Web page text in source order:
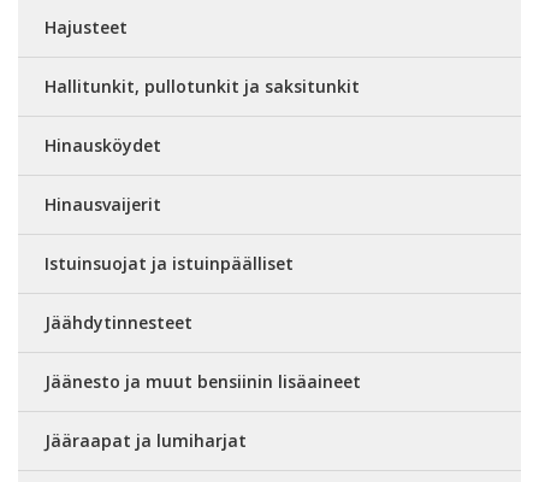
Hajusteet
Hallitunkit, pullotunkit ja saksitunkit
Hinausköydet
Hinausvaijerit
Istuinsuojat ja istuinpäälliset
Jäähdytinnesteet
Jäänesto ja muut bensiinin lisäaineet
Jääraapat ja lumiharjat